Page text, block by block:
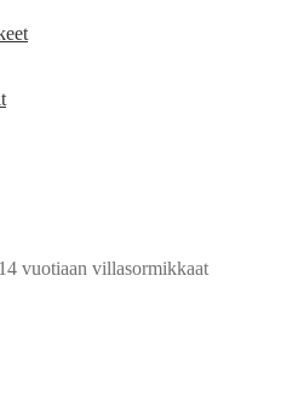
vuotiaan villasormikkaat